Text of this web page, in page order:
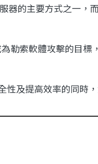
器的主要方式之一，
勒索軟體攻擊的目標
性及提高效率的同時